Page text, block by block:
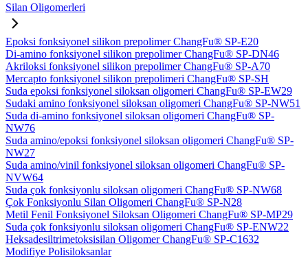
Silan Oligomerleri
Epoksi fonksiyonel silikon prepolimer ChangFu® SP-E20
Di-amino fonksiyonel silikon prepolimer ChangFu® SP-DN46
Akriloksi fonksiyonel silikon prepolimer ChangFu® SP-A70
Mercapto fonksiyonel silikon prepolimeri ChangFu® SP-SH
Suda epoksi fonksiyonel siloksan oligomeri ChangFu® SP-EW29
Sudaki amino fonksiyonel siloksan oligomeri ChangFu® SP-NW51
Suda di-amino fonksiyonel siloksan oligomeri ChangFu® SP-
NW76
Suda amino/epoksi fonksiyonel siloksan oligomeri ChangFu® SP-
NW27
Suda amino/vinil fonksiyonel siloksan oligomeri ChangFu® SP-
NVW64
Suda çok fonksiyonlu siloksan oligomeri ChangFu® SP-NW68
Çok Fonksiyonlu Silan Oligomeri ChangFu® SP-N28
Metil Fenil Fonksiyonel Siloksan Oligomeri ChangFu® SP-MP29
Suda çok fonksiyonlu siloksan oligomeri ChangFu® SP-ENW22
Heksadesiltrimetoksisilan Oligomer ChangFu® SP-C1632
Modifiye Polisiloksanlar